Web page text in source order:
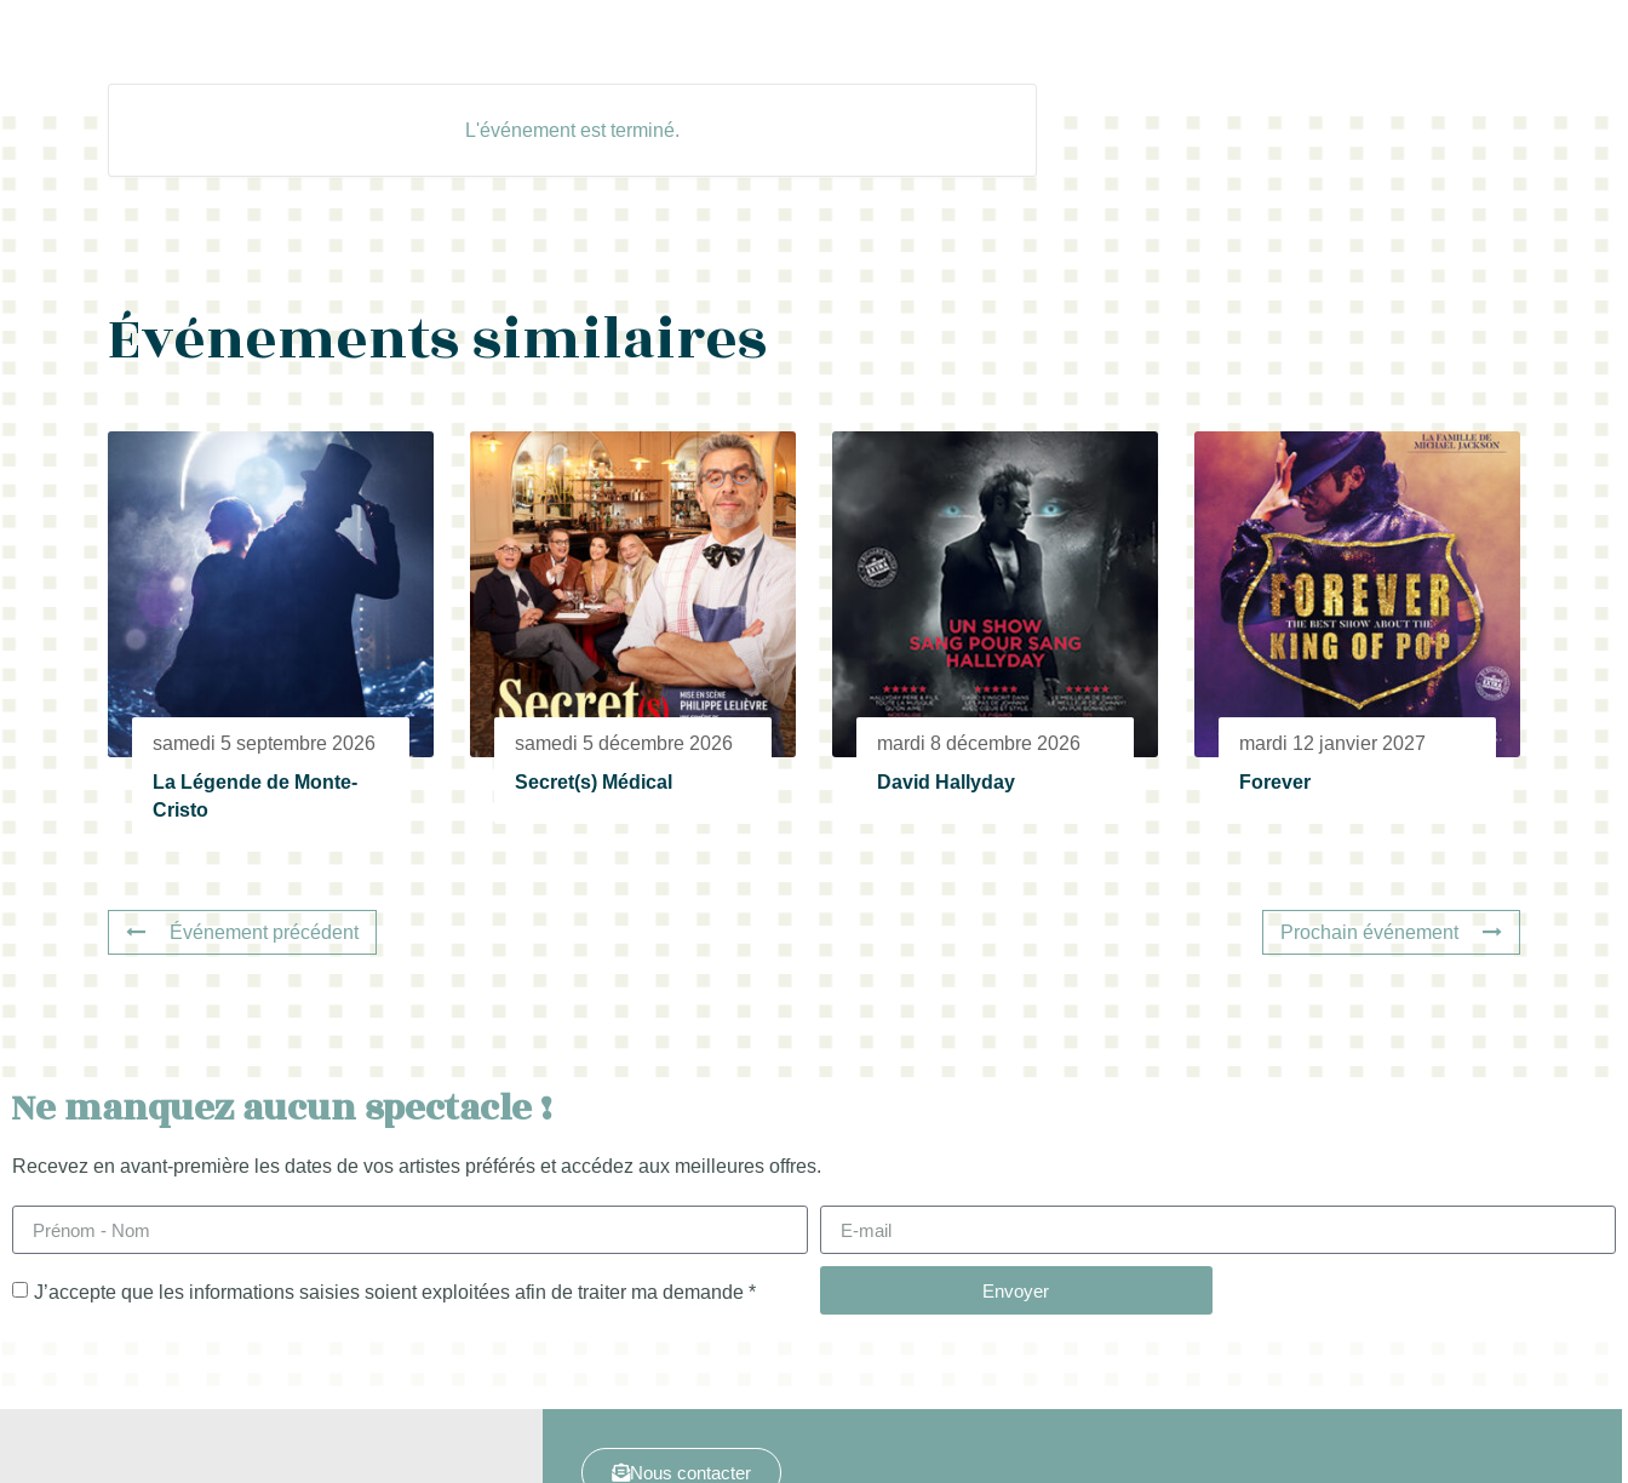
L'événement est terminé.
Événements similaires
samedi 5 septembre 2026
La Légende de Monte-
Cristo
samedi 5 décembre 2026
Secret(s) Médical
mardi 8 décembre 2026
David Hallyday
mardi 12 janvier 2027
Forever
Événement précédent Prochain événement
Ne manquez aucun spectacle !
Recevez en avant-première les dates de vos artistes préférés et accédez aux meilleures offres.
J’accepte que les informations saisies soient exploitées afin de traiter ma demande * Envoyer
Nous contacter